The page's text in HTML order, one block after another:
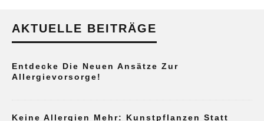
AKTUELLE BEITRÄGE
Entdecke Die Neuen Ansätze Zur
Allergievorsorge!
Keine Allergien Mehr: Kunstpflanzen Statt